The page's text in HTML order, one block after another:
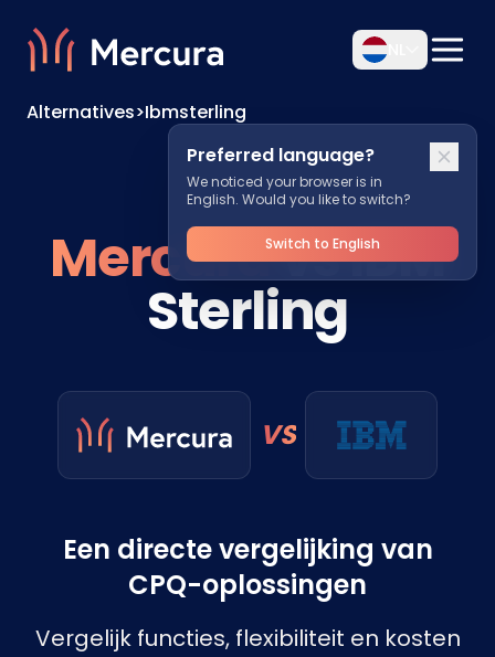
Preferred language?
We noticed your browser is in
English. Would you like to switch?
Switch to English
Alternatives>Ibmsterling
Mercuravs IBM
Sterling
VS
Een directe vergelijking van
CPQ-oplossingen
Vergelijk functies, flexibiliteit en kosten